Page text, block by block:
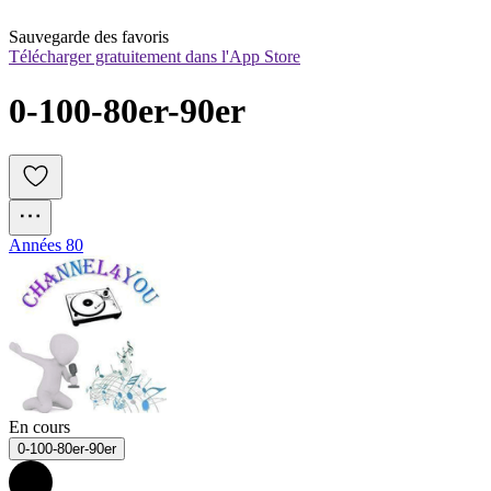
Sauvegarde des favoris
Télécharger gratuitement dans l'App Store
0-100-80er-90er
Années 80
En cours
0-100-80er-90er